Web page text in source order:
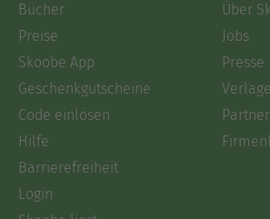
Bücher
Preise
Skoobe App
Geschenkgutscheine
Code einlösen
Hilfe
Barrierefreiheit
Login
Über
Jobs
Presse
Verlage